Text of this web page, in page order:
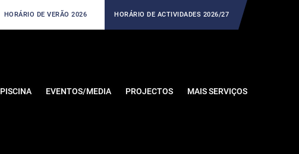
HORÁRIO DE VERÃO 2026 HORÁRIO DE ACTIVIDADES 2026/27
PISCINA EVENTOS/MEDIA PROJECTOS MAIS SERVIÇOS